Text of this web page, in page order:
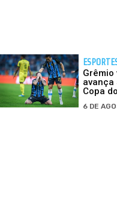
Grêmio
avança
Copa
6 DE